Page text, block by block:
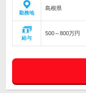
勤務地
島根県
給与
500～800万円